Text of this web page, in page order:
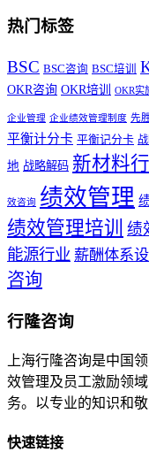
热门标签
BSC BSC咨询 BSC培训
OKR咨询 OKR培训 OKR实
企业管理 企业绩效管理制度 先
平衡计分卡 平衡记分卡
地 战略解码 新材料
效咨询 绩效管理
绩效管理培训 绩
能源行业 薪酬体系
咨询
行隆咨询
上海行隆咨询是中国
效管理及员工激励领
务。以专业的知识和
快速链接